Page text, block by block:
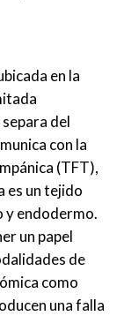
en la
del
con la
(TFT),
es un tejido
y endodermo.
un papel
de
como
una falla